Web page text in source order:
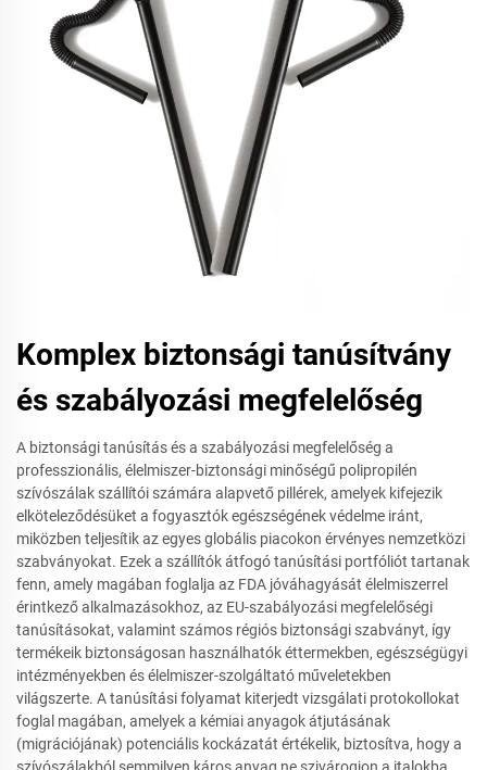
Komplex biztonsági tanúsítvány
és szabályozási megfelelőség
A biztonsági tanúsítás és a szabályozási megfelelőség a
professzionális, élelmiszer-biztonsági minőségű polipropilén
szívószálak szállítói számára alapvető pillérek, amelyek kifejezik
elköteleződésüket a fogyasztók egészségének védelme iránt,
miközben teljesítik az egyes globális piacokon érvényes nemzetközi
szabványokat. Ezek a szállítók átfogó tanúsítási portfóliót tartanak
fenn, amely magában foglalja az FDA jóváhagyását élelmiszerrel
érintkező alkalmazásokhoz, az EU-szabályozási megfelelőségi
tanúsításokat, valamint számos régiós biztonsági szabványt, így
termékeik biztonságosan használhatók éttermekben, egészségügyi
intézményekben és élelmiszer-szolgáltató műveletekben
világszerte. A tanúsítási folyamat kiterjedt vizsgálati protokollokat
foglal magában, amelyek a kémiai anyagok átjutásának
(migrációjának) potenciális kockázatát értékelik, biztosítva, hogy a
szívószálakból semmilyen káros anyag ne szivárogjon a italokba